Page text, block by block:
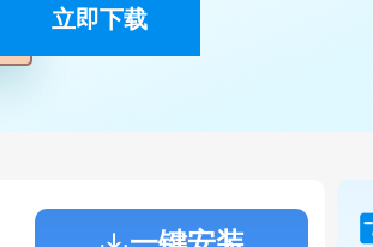
立即下载